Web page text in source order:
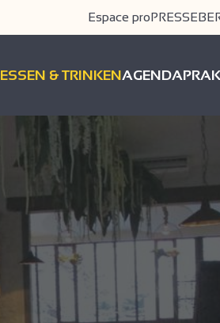
Espace pro
ESSEN & TRINKENAGENDA